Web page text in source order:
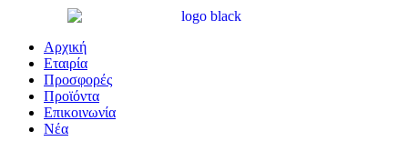
Αρχική
Εταιρία
Προσφορές
Προϊόντα
Επικοινωνία
Νέα